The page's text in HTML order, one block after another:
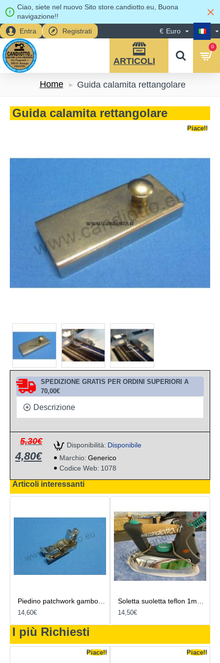
Ciao, siete nel nuovo Sito store.candiotto.eu, Buona
navigazione!!
Entra
Registrati € Euro
0
Home Guida calamita rettangolare
Guida calamita rettangolare
Piace!!
Descrizione
SPEDIZIONE GRATIS PER ORDINI SUPERIORI A
70,00€
4,80€
5,30€ Disponibilità: Disponibile
Marchio: Generico
Codice Web: 1078
Articoli interessanti
14,60€ 14,50€
I più Richiesti
Piace!! Piace!!